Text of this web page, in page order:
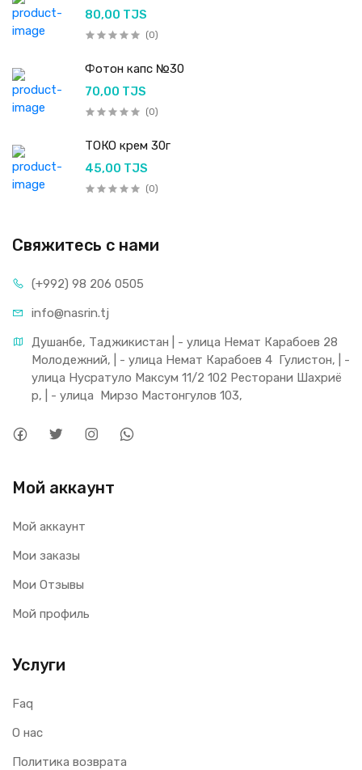
80,00 TJS
(0)
Фотон капс №30
70,00 TJS
(0)
ТОКО крем 30г
45,00 TJS
(0)
Свяжитесь с нами
(+992) 98 206 0505
info@nasrin.tj
Душанбе, Таджикистан | - улица Немат Карабоев 28
Молодежний, | - улица Немат Карабоев 4  Гулистон, | -
улица Нусратуло Максум 11/2 102 Ресторани Шахриё
р, | - улица  Мирзо Мастонгулов 103,
Мой аккаунт
Мой аккаунт
Мои заказы
Мои Отзывы
Мой профиль
Услуги
Faq
О нас
Политика возврата